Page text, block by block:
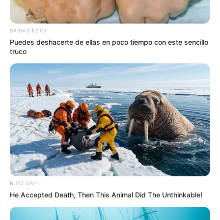
Luego de este hecho el adolescente aprehendidofue
SABIAS ESTO
Puedes deshacerte de ellas en poco tiempo con este sencillo
truco
BUZZ DAY
He Accepted Death, Then This Animal Did The Unthinkable!